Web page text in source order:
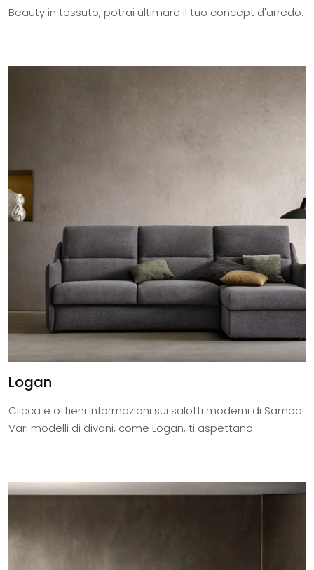
Beauty in tessuto, potrai ultimare il tuo concept d'arredo.
Logan
Clicca e ottieni informazioni sui salotti moderni di Samoa!
Vari modelli di divani, come Logan, ti aspettano.